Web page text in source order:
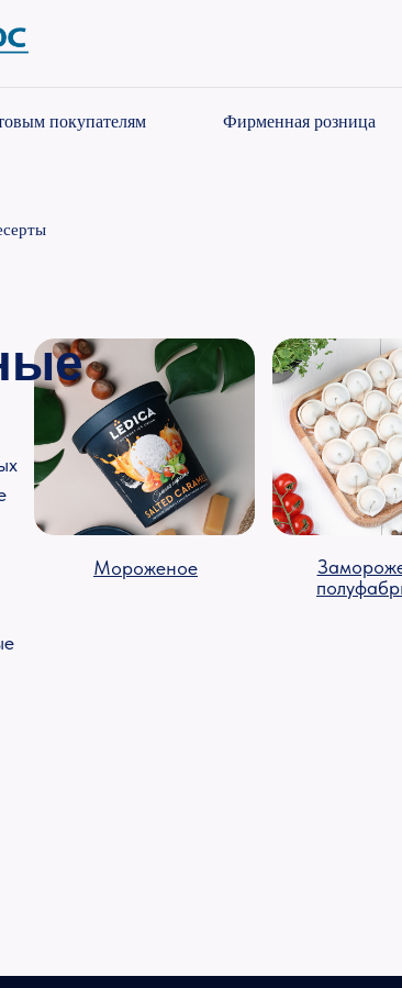
покупателям Фирменная розница
Мороженое